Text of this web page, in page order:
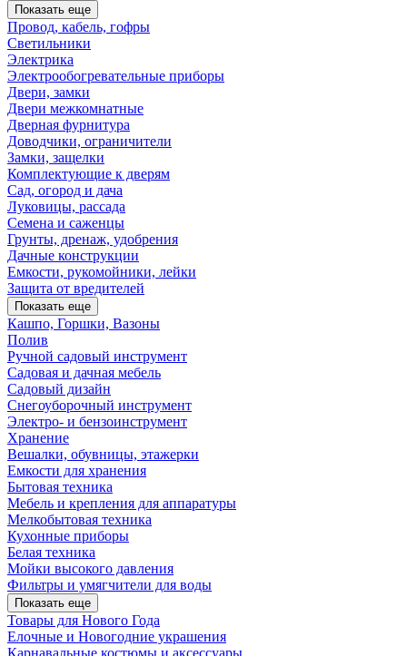
Показать еще
Провод, кабель, гофры
Светильники
Электрика
Электрообогревательные приборы
Двери, замки
Двери межкомнатные
Дверная фурнитура
Доводчики, ограничители
Замки, защелки
Комплектующие к дверям
Сад, огород и дача
Луковицы, рассада
Семена и саженцы
Грунты, дренаж, удобрения
Дачные конструкции
Емкости, рукомойники, лейки
Защита от вредителей
Показать еще
Кашпо, Горшки, Вазоны
Полив
Ручной садовый инструмент
Садовая и дачная мебель
Садовый дизайн
Снегоуборочный инструмент
Электро- и бензоинструмент
Хранение
Вешалки, обувницы, этажерки
Емкости для хранения
Бытовая техника
Мебель и крепления для аппаратуры
Мелкобытовая техника
Кухонные приборы
Белая техника
Мойки высокого давления
Фильтры и умягчители для воды
Показать еще
Товары для Нового Года
Елочные и Новогодние украшения
Карнавальные костюмы и аксессуары